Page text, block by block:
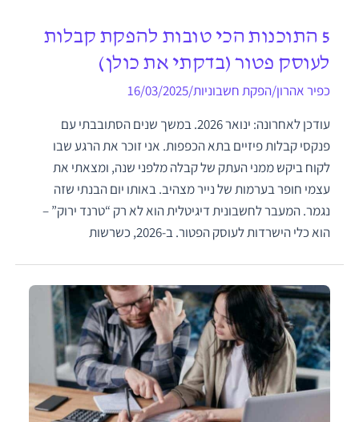
5 התוכנות הכי טובות להפקת קבלות
לעוסק פטור (בדקתי את כולן)
כפיר אהרון/הפקת חשבוניות/
16/03/2025
עודכן לאחרונה: ינואר 2026. במשך שנים הסתובבתי עם
פנקסי קבלות פיזיים בתא הכפפות. אני זוכר את הרגע שבו
לקוח ביקש ממני העתק של קבלה מלפני שנה, ומצאתי את
עצמי חופר בערמות של נייר מצהיב. באותו יום הבנתי שזה
נגמר. המעבר לחשבונית דיגיטלית הוא לא רק “טרנד ירוק” –
הוא כלי הישרדות לעוסק הפטור. ב-2026, כשרשות